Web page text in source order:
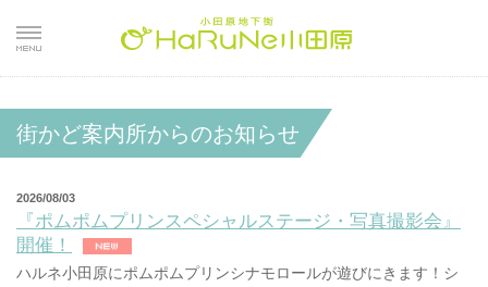
街かど案内所からのお知らせ
2026/08/03
『ポムポムプリンスペシャルステージ・写真撮影会』
開催！
ハルネ小田原にポムポムプリンシナモロールが遊びにきます！シ